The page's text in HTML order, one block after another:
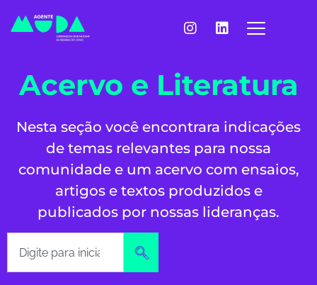
Acervo e Literatura
Nesta seção você encontrara indicações
de temas relevantes para nossa
comunidade e um acervo com ensaios,
artigos e textos produzidos e
publicados por nossas lideranças.